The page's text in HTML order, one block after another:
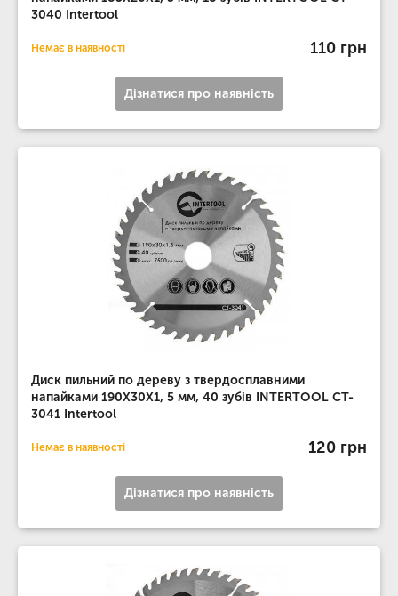
3040 Intertool
Немає в наявності 110 грн
Дізнатися про наявність
Диск пильний по дереву з твердосплавними
напайками 190X30X1, 5 мм, 40 зубів INTERTOOL CT-
3041 Intertool
Немає в наявності 120 грн
Дізнатися про наявність